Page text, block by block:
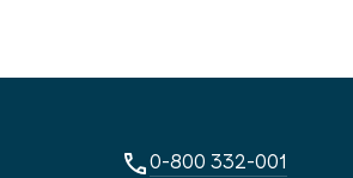
0-800 332-001